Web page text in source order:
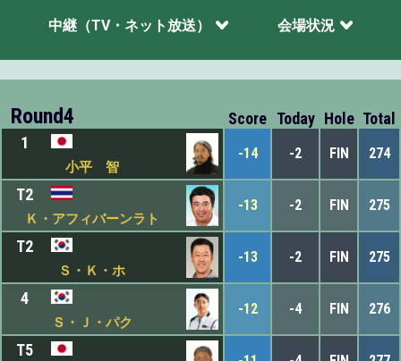
中継（TV・ネット放送） 会場状況
Round4 Score Today Hole Total
1
小平 智
-14 -2 FIN 274
T2
Ｋ・アフィバーンラト
-13 -2 FIN 275
T2
Ｓ・Ｋ・ホ
-13 -2 FIN 275
4
Ｓ・Ｊ・パク
-12 -4 FIN 276
T5